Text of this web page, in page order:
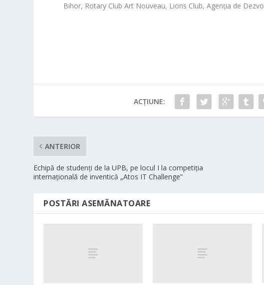
Bihor, Rotary Club Art Nouveau, Lions Club, Agenţia de
ACȚIUNE:
ANTERIOR
Echipă de studenţi de la UPB, pe locul I la competiţia
internaţională de inventică „Atos IT Challenge”
POSTĂRI ASEMĂNATOARE